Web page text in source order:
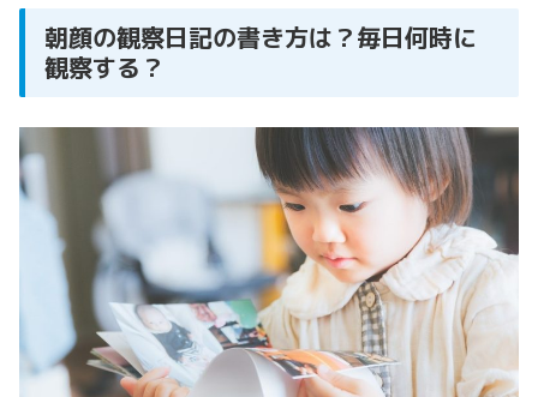
朝顔の観察日記の書き方は？毎日何時に
観察する？